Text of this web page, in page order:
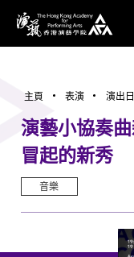
香港演藝學院
主頁 表演 演出
演藝小協奏
冒起的新秀
音樂